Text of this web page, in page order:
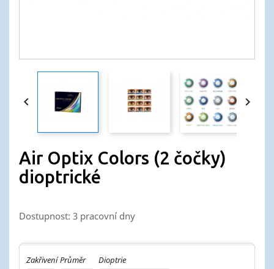
 
Air Optix Colors (2 čočky)
dioptrické
Dostupnost: 3 pracovní dny
Zakřivení Průměr Dioptrie